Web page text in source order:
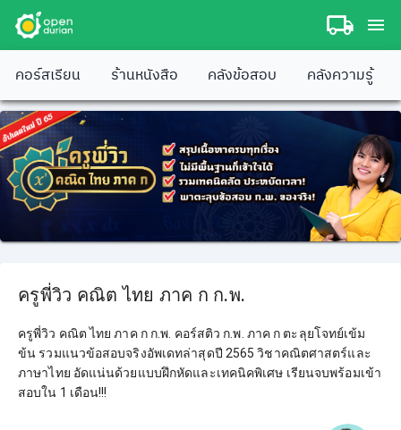
คอร์สเรียน ร้านหนังสือ คลังข้อสอบ คลังความรู้
ครูพี่วิว คณิต ไทย ภาค ก ก.พ.
ครูพี่วิว คณิต ไทย ภาค ก ก.พ. คอร์สติว ก.พ. ภาค ก ตะลุยโจทย์เข้ม
ข้น รวมแนวข้อสอบจริงอัพเดทล่าสุดปี 2565 วิชาคณิตศาสตร์และ
ภาษาไทย อัดแน่นด้วยแบบฝึกหัดและเทคนิคพิเศษ เรียนจบพร้อมเข้า
สอบใน 1 เดือน!!!